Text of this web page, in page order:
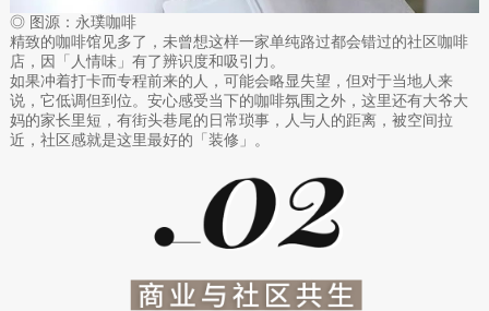
◎ 图源：永璞咖啡
精致的咖啡馆见多了，未曾想这样一家单纯路过都会错过的社区咖啡
店，因「人情味」有了辨识度和吸引力。
如果冲着打卡而专程前来的人，可能会略显失望，但对于当地人来
说，它低调但到位。安心感受当下的咖啡氛围之外，这里还有大爷大
妈的家长里短，有街头巷尾的日常琐事，人与人的距离，被空间拉
近，社区感就是这里最好的「装修」。